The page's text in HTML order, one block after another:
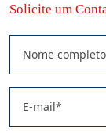
Solicite um